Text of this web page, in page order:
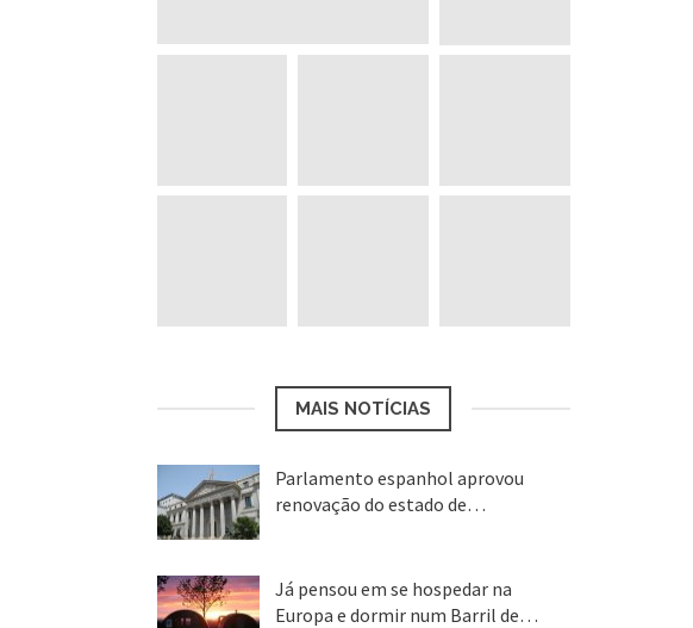
MAIS NOTÍCIAS
Parlamento espanhol aprovou
renovação do estado de…
Já pensou em se hospedar na
Europa e dormir num Barril de…